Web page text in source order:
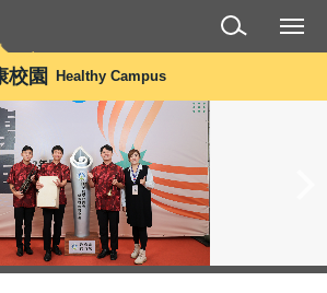
校園 Healthy Campus